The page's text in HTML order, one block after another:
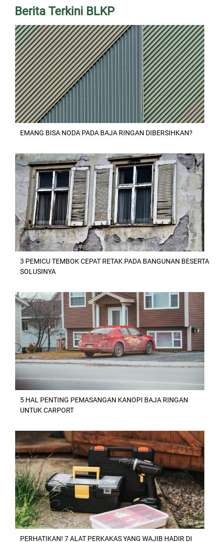
Berita Terkini BLKP
EMANG BISA NODA PADA BAJA RINGAN DIBERSIHKAN?
3 PEMICU TEMBOK CEPAT RETAK PADA BANGUNAN BESERTA
SOLUSINYA
5 HAL PENTING PEMASANGAN KANOPI BAJA RINGAN
UNTUK CARPORT
PERHATIKAN! 7 ALAT PERKAKAS YANG WAJIB HADIR DI